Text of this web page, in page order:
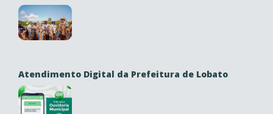
Atendimento Digital da Prefeitura de Lobato